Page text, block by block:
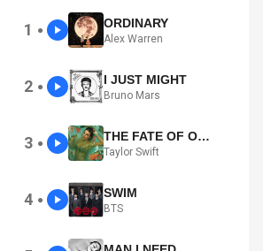
1 ● ORDINARY
Alex Warren
2 ● I JUST MIGHT
Bruno Mars
3 ● THE FATE OF OPHELIA
Taylor Swift
4 ● SWIM
BTS